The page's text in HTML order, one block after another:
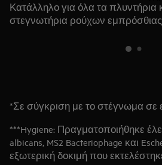
Κατάλληλο για όλα τα πλυντήρια
στεγνωτήρια ρούχων εμπρόσθιας
*Σε σύγκριση με το στέγνωμα σε
***Hygiene: Πραγματοποιήθηκε
albicans, MS2 Bacteriophage και
εξωτερική δοκιμή που